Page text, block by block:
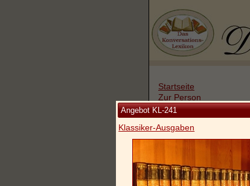
Startseite
Zur Person
Kleine Kulturgeschichte
Die Brockhaus Auflagen
Die Meyer Auflagen
Zu den Angeboten
Ankauf
Versand
Angebot KL-241
Klassiker-Ausgaben